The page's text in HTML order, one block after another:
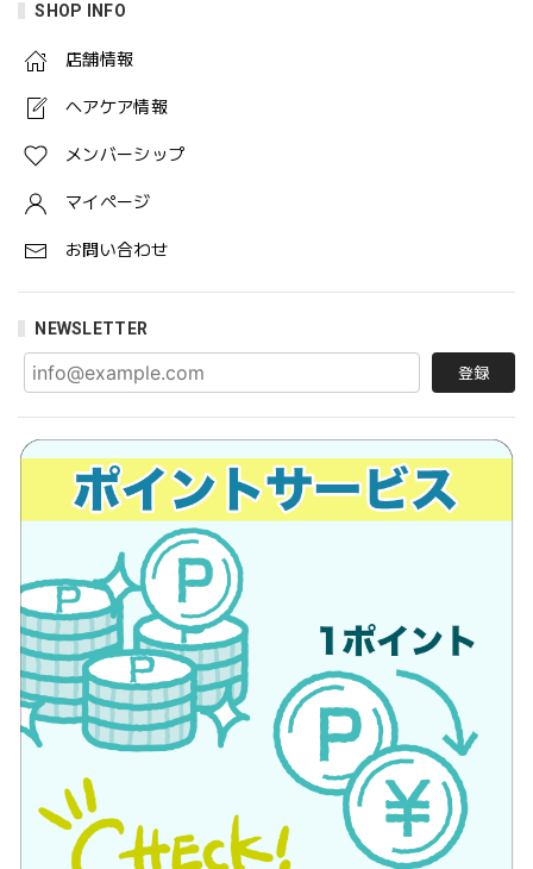
SHOP INFO
店舗情報
ヘアケア情報
メンバーシップ
マイページ
お問い合わせ
NEWSLETTER
登録